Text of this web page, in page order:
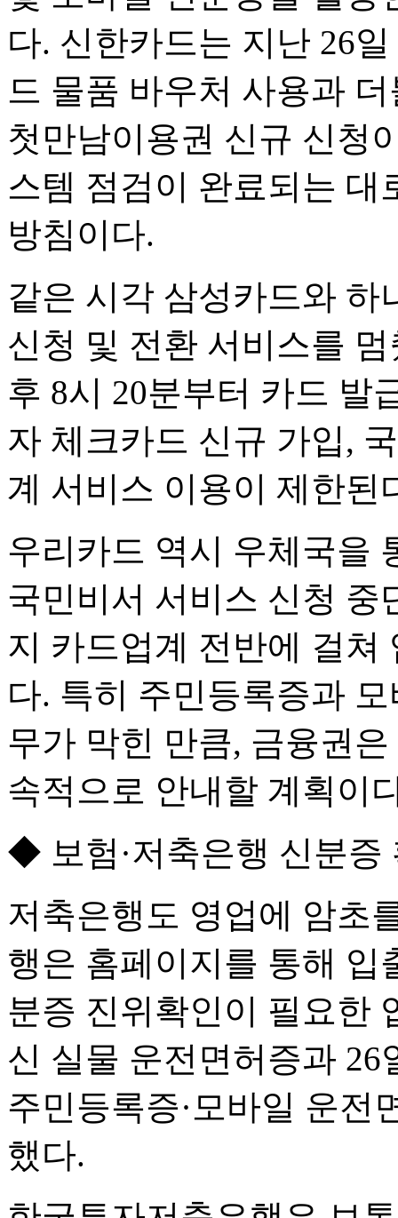
다. 신한카드는 지난 26
드 물품 바우처 사용과
첫만남이용권 신규 신청
스템 점검이 완료되는 대
방침이다.
같은 시각 삼성카드와
신청 및 전환 서비스를
후 8시 20분부터 카드 발
자 체크카드 신규 가입,
계 서비스 이용이 제한된
우리카드 역시 우체국을
국민비서 서비스 신청 중
지 카드업계 전반에 걸쳐
다. 특히 주민등록증과
무가 막힌 만큼, 금융권
속적으로 안내할 계획이
◆ 보험·저축은행 신분증
저축은행도 영업에 암초
행은 홈페이지를 통해 입
분증 진위확인이 필요한
신 실물 운전면허증과
주민등록증·모바일 운전
했다.